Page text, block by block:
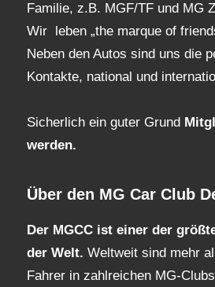
Familie, z.B. MGF/TF und MG
Wir leben „the marque of
Neben den Autos sind uns die
Kontakte, national und
Sicherlich ein guter Grund
werden.
Über den MG Car Club
Der MGCC ist einer der
der Welt. Weltweit sind mehr
Fahrer in zahlreichen MG-